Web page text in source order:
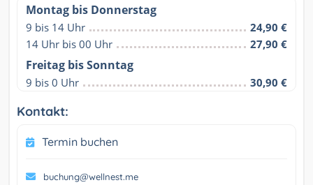
Montag bis Donnerstag
9 bis 14 Uhr
24,90 €
14 Uhr bis 00 Uhr
27,90 €
Freitag bis Sonntag
9 bis 0 Uhr 30,90 €
Kontakt:
Termin buchen
buchung@wellnest.me